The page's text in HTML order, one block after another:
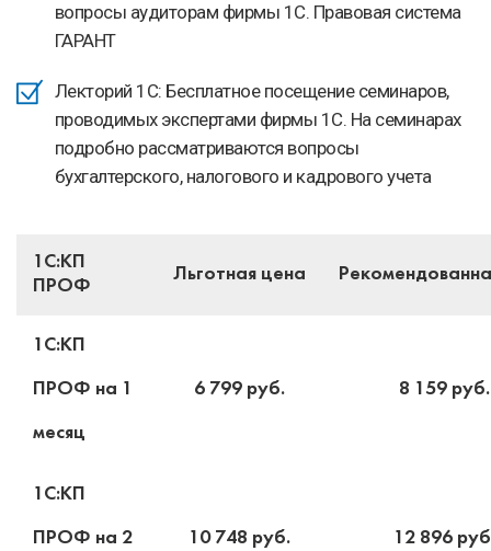
вопросы аудиторам фирмы 1С. Правовая система
ГАРАНТ
Лекторий 1С: Бесплатное посещение семинаров,
проводимых экспертами фирмы 1С. На семинарах
подробно рассматриваются вопросы
бухгалтерского, налогового и кадрового учета
1С:КП
ПРОФ
Льготная цена
1С:КП
ПРОФ на 1
месяц
6 799 руб. 8 159 руб.
1С:КП
ПРОФ на 2 10 748 руб. 12 896